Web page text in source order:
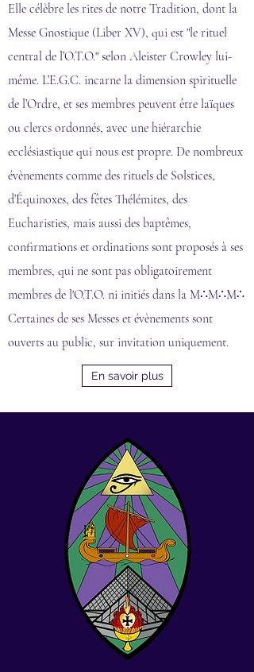
Elle célèbre les rites de notre Tradition, dont la
Messe Gnostique (Liber XV), qui est "le rituel
central de l’O.T.O." selon Aleister Crowley lui-
même. L’E.G.C. incarne la dimension spirituelle
de l’Ordre, et ses membres peuvent être laïques
ou clercs ordonnés, avec une hiérarchie
ecclésiastique qui nous est propre. De nombreux
évènements comme des rituels de Solstices,
d’Équinoxes, des fêtes Thélémites, des
Eucharisties, mais aussi des baptêmes,
confirmations et ordinations sont proposés à ses
membres, qui ne sont pas obligatoirement
membres de l'O.T.O. ni initiés dans la M∴M∴M∴
Certaines de ses Messes et évènements sont
ouverts au public, sur invitation uniquement.
En savoir plus